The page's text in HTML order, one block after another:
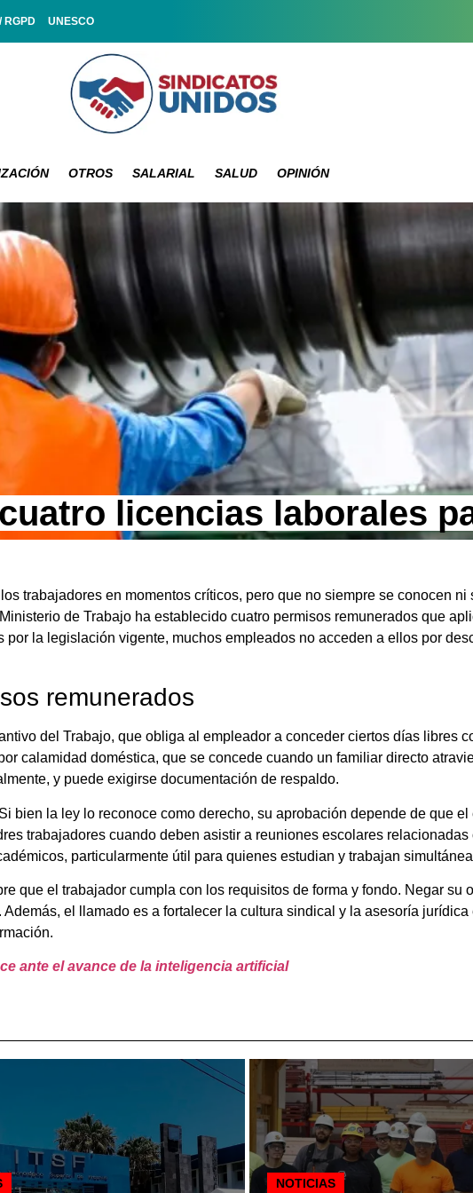
RGPD UNESCO
OTROS SALARIAL SALUD OPINIÓN
licencias laborales
trabajadores en momentos críticos, pero que no siempre se conocen ni
de Trabajo ha establecido cuatro permisos remunerados que
la legislación vigente, muchos empleados no acceden a ellos por
remunerados
del Trabajo, que obliga al empleador a conceder ciertos días libres
calamidad doméstica, que se concede cuando un familiar directo
y puede exigirse documentación de respaldo.
bien la ley lo reconoce como derecho, su aprobación depende de que
trabajadores cuando deben asistir a reuniones escolares relacionadas
particularmente útil para quienes estudian y trabajan
que el trabajador cumpla con los requisitos de forma y fondo. Negar su
el llamado es a fortalecer la cultura sindical y la asesoría jurídica
ante el avance de la inteligencia artificial
NOTICIAS